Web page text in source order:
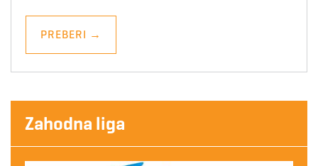
PREBERI →
Zahodna liga